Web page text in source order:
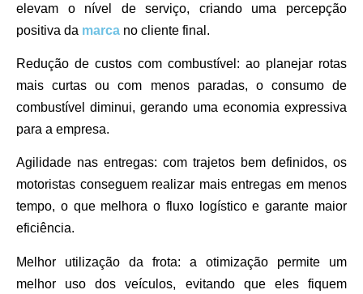
elevam o nível de serviço, criando uma percepção
positiva da marca no cliente final.
Redução de custos com combustível: ao planejar rotas
mais curtas ou com menos paradas, o consumo de
combustível diminui, gerando uma economia expressiva
para a empresa.
Agilidade nas entregas: com trajetos bem definidos, os
motoristas conseguem realizar mais entregas em menos
tempo, o que melhora o fluxo logístico e garante maior
eficiência.
Melhor utilização da frota: a otimização permite um
melhor uso dos veículos, evitando que eles fiquem